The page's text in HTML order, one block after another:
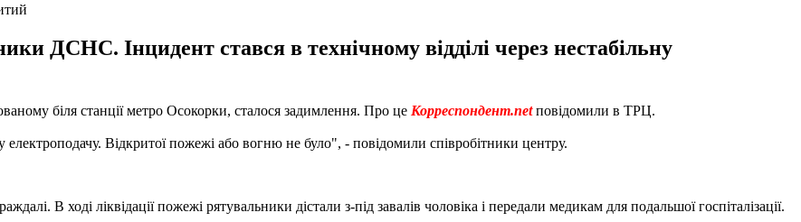
ДСНС. Інцидент стався в технічному відділі через нестабільну
біля станції метро Осокорки, сталося задимлення. Про це Корреспондент.netповідомили в ТРЦ.
електроподачу. Відкритої пожежі або вогню не було", - повідомили співробітники центру.
В ході ліквідації пожежі рятувальники дістали з-під завалів чоловіка і передали медикам для подальшої госпіталізації.